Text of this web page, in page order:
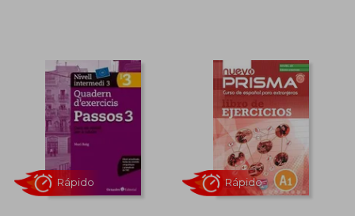
5%
dcto.
5%
dcto.